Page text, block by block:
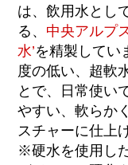
は、飲用水とし
る、 中央アルプ
水’を精製してい
度の低い、超軟
とで、日常使い
やすい、軟らか
スチャーに仕上
※硬水を使用し